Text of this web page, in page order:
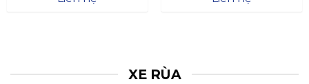
XE RÙA